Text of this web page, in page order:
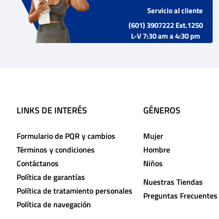
Servicio al cliente
(601) 3907222 Ext.1250
L-V 7:30 am a 4:30 pm
LINKS DE INTERÉS
Formulario de PQR y cambios
Términos y condiciones
Contáctanos
Política de garantías
Política de tratamiento personales
Política de navegación
GÉNEROS
Mujer
Hombre
Niños
Nuestras Tiendas
Preguntas Frecuentes